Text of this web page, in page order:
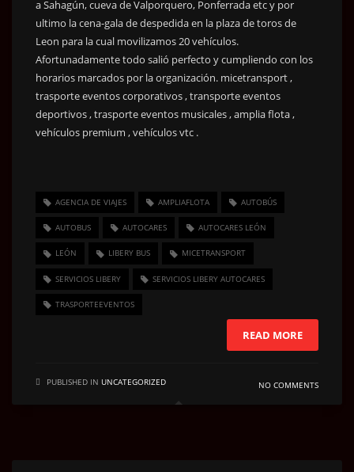
a Sahagún, cueva de Valporquero, Ponferrada etc y por
ultimo la cena-gala de despedida en la plaza de toros de
Leon para la cual movilizamos 20 vehículos.
Afortunadamente todo salió perfecto y cumpliendo con los
horarios marcados por la organización. micetransport ,
trasporte eventos corporativos , transporte eventos
deportivos , trasporte eventos musicales , amplia flota ,
vehículos premium , vehículos vtc .
AGENCIA DE VIAJES AMPLIAFLOTA AUTOBÚS
AUTOBUS AUTOCARES AUTOCARES LEÓN
LEÓN LIBERY BUS MICETRANSPORT
SERVICIOS LIBERY SERVICIOS LIBERY AUTOCARES
TRASPORTEEVENTOS
READ MORE
PUBLISHED IN UNCATEGORIZED NO COMMENTS